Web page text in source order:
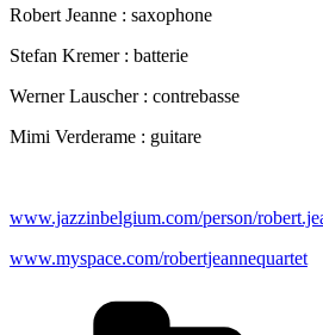
Robert Jeanne : saxophone
Stefan Kremer : batterie
Werner Lauscher : contrebasse
Mimi Verderame : guitare
www.jazzinbelgium.com/person/
www.myspace.com/robertjeannequartet